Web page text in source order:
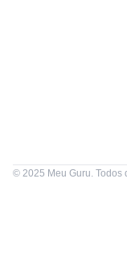
© 2025 Meu Guru. Todos